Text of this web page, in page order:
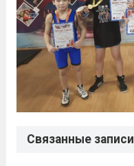
Связанные записи